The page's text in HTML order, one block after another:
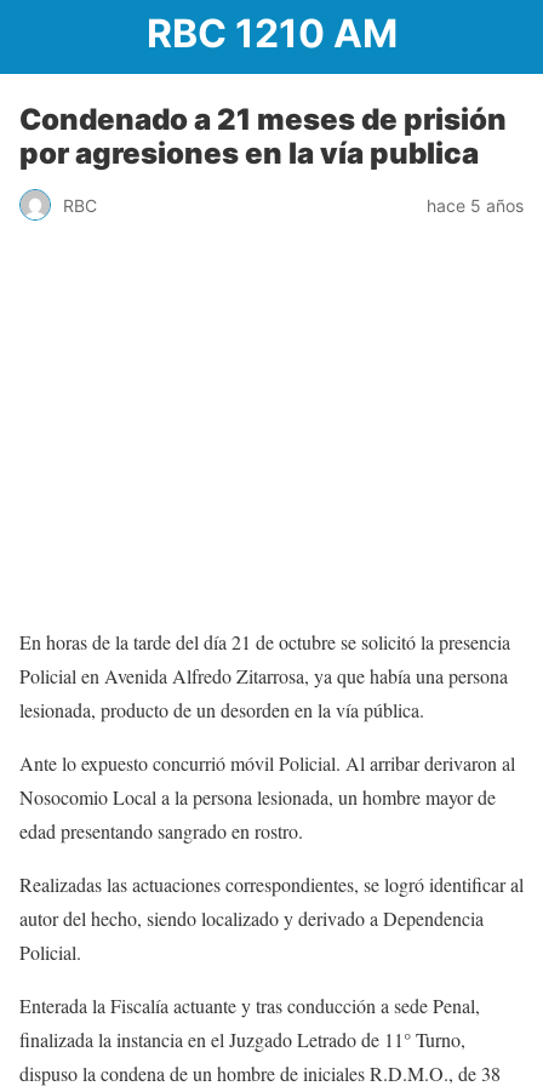
RBC 1210 AM
Condenado a 21 meses de prisión
por agresiones en la vía publica
RBC hace 5 años
En horas de la tarde del día 21 de octubre se solicitó la presencia
Policial en Avenida AlfredoZitarrosa, ya que había una persona
lesionada, producto de un desorden en la vía pública.
Ante lo expuesto concurrió móvil Policial. Al arribar derivaron al
Nosocomio Local a la persona lesionada, un hombre mayor de
edad presentando sangrado en rostro.
Realizadas las actuaciones correspondientes, se logró identificar al
autor del hecho, siendo localizado y derivado a Dependencia
Policial.
Enterada la Fiscalía actuante y tras conducción a sede Penal,
finalizada la instancia en el Juzgado Letrado de 11° Turno,
dispuso la condena de un hombre de iniciales R.D.M.O., de 38